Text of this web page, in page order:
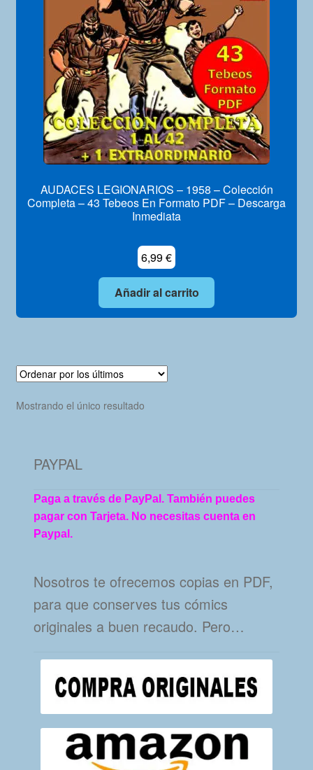
AUDACES LEGIONARIOS – 1958 – Colección
Completa – 43 Tebeos En Formato PDF – Descarga
Inmediata
6,99€
Añadir al carrito
Mostrando el único resultado
PAYPAL
Paga a través de PayPal. También puedes
pagar con Tarjeta. No necesitas cuenta en
Paypal.
Nosotros te ofrecemos copias en PDF,
para que conserves tus cómics
originales a buen recaudo. Pero…